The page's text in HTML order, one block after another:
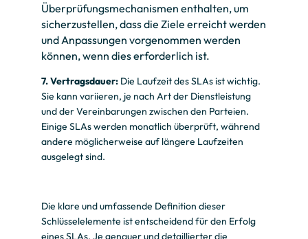
Überprüfungsmechanismen enthalten, um
sicherzustellen, dass die Ziele erreicht werden
und Anpassungen vorgenommen werden
können, wenn dies erforderlich ist.
7. Vertragsdauer: Die Laufzeit des SLAs ist wichtig.
Sie kann variieren, je nach Art der Dienstleistung
und der Vereinbarungen zwischen den Parteien.
Einige SLAs werden monatlich überprüft, während
andere möglicherweise auf längere Laufzeiten
ausgelegt sind.
Die klare und umfassende Definition dieser
Schlüsselelemente ist entscheidend für den Erfolg
eines SLAs. Je genauer und detaillierter die